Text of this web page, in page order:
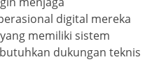
digital mereka
yang memiliki sistem
dukungan teknis